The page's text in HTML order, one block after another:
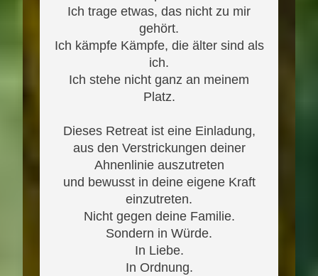
Ich trage etwas, das nicht zu mir
gehört.
Ich kämpfe Kämpfe, die älter sind als
ich.
Ich stehe nicht ganz an meinem
Platz.
Dieses Retreat ist eine Einladung,
aus den Verstrickungen deiner
Ahnenlinie auszutreten
und bewusst in deine eigene Kraft
einzutreten.
Nicht gegen deine Familie.
Sondern in Würde.
In Liebe.
In Ordnung.